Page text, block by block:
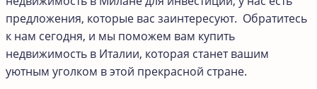
предложения, которые вас заинтересуют. Обратитесь
к нам сегодня, и мы поможем вам купить
недвижимость в Италии, которая станет вашим
уютным уголком в этой прекрасной стране.